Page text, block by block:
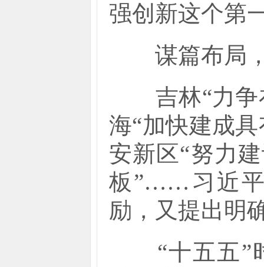
强创新这个第
谋篇布局，
吉林“力争
海“加快建成
安新区“努力
板”……习近平
励，又提出明
“十五五”时